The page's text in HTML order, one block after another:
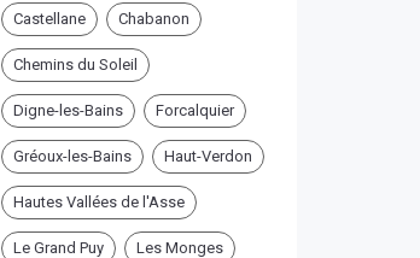
Castellane Chabanon
Chemins du Soleil
Digne-les-Bains Forcalquier
Gréoux-les-Bains Haut-Verdon
Hautes Vallées de l'Asse
Le Grand Puy Les Monges